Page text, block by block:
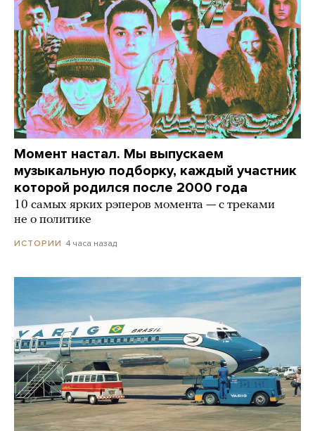
Момент настал. Мы выпускаем
музыкальную подборку, каждый участник
которой родился после 2000 года
10 самых ярких рэперов момента — с треками
не о политике
ИСТОРИИ 4 часа назад